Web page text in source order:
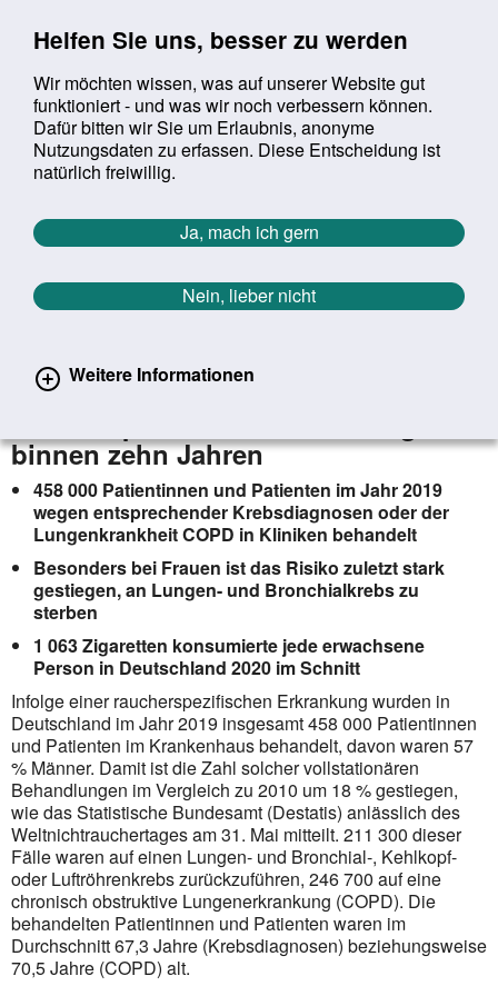
Helfen Sie uns, besser zu werden
Wir möchten wissen, was auf unserer Website gut
funktioniert - und was wir noch verbessern können.
Dafür bitten wir Sie um Erlaubnis, anonyme
Nutzungsdaten zu erfassen. Diese Entscheidung ist
natürlich freiwillig.
Ja, mach ich gern
Nein, lieber nicht
Weitere Informationen
Suchbegriff:
Sie befinden sich hier:
Startseite Aktuelles Aktuelle Meldungen
Aktuelle Meldungen
Zurück zur Übersicht erster
vorheriger
1299/1627
18 % mehr Krankenhausfälle wegen
binnen zehn Jahren
458 000 Patientinnen und Patienten im Jahr 2019
wegen entsprechender Krebsdiagnosen oder der
Lungenkrankheit COPD in Kliniken behandelt
Besonders bei Frauen ist das Risiko zuletzt stark
gestiegen, an Lungen- und Bronchialkrebs zu
sterben
1 063 Zigaretten konsumierte jede erwachsene
Person in Deutschland 2020 im Schnitt
Infolge einer raucherspezifischen Erkrankung wurden in
Deutschland im Jahr 2019 insgesamt 458 000 Patientinnen
und Patienten im Krankenhaus behandelt, davon waren 57
% Männer. Damit ist die Zahl solcher vollstationären
Behandlungen im Vergleich zu 2010 um 18 % gestiegen,
wie das Statistische Bundesamt (Destatis) anlässlich des
Weltnichtrauchertages am 31. Mai mitteilt. 211 300 dieser
Fälle waren auf einen Lungen- und Bronchial-, Kehlkopf-
oder Luftröhrenkrebs zurückzuführen, 246 700 auf eine
chronisch obstruktive Lungenerkrankung (COPD). Die
behandelten Patientinnen und Patienten waren im
Durchschnitt 67,3 Jahre (Krebsdiagnosen) beziehungsweise
70,5 Jahre (COPD) alt.